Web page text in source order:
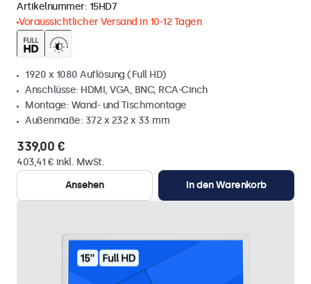
Artikelnummer: 15HD7
Voraussichtlicher Versand in 10-12 Tagen
1920 x 1080 Auflösung (Full HD)
Anschlüsse: HDMI, VGA, BNC, RCA-Cinch
Montage: Wand- und Tischmontage
Außenmaße: 372 x 232 x 33 mm
339,00 €
403,41 € inkl. MwSt.
Ansehen
In den Warenkorb